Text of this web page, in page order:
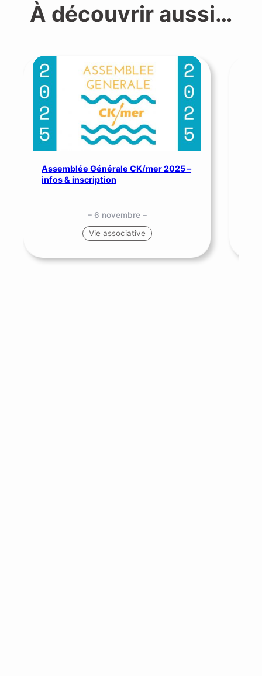
À découvrir aussi…
Assemblée Générale CK/mer 2025 –
infos & inscription
– 6 novembre –
Vie associative